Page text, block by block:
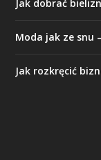
Jak dobrać
Moda jak ze snu
Jak rozkręcić